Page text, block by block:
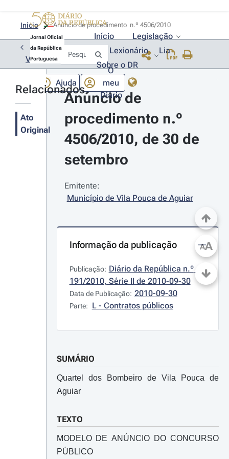
Jornal Oficial
da República
Portuguesa
Início
Legislação
Lexionário
Lia
Sobre o DR
Ajuda
O
meu
Diário
Início
Voltar
Relacionados
Ato
Original
Anúncio de
procedimento n.º
4506/2010, de 30 de
setembro
Emitente:
Município de Vila Pouca de Aguiar
Informação da publicação
Publicação: Diário da República n.º
191/2010, Série II de 2010-09-30
Data de Publicação: 2010-09-30
Parte: L - Contratos públicos
SUMÁRIO
Quartel dos Bombeiro de Vila Pouca de
Aguiar
TEXTO
MODELO DE ANÚNCIO DO CONCURSO
PÚBLICO
AA